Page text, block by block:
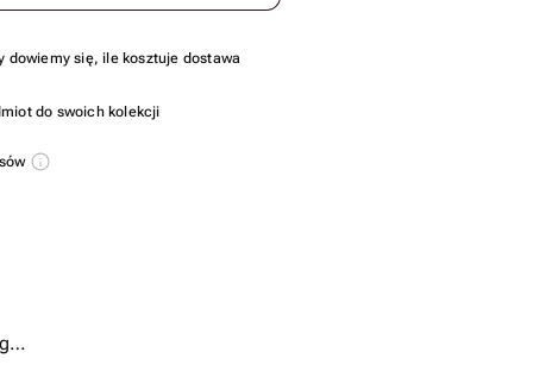
dowiemy się, ile kosztuje dostawa
do swoich kolekcji